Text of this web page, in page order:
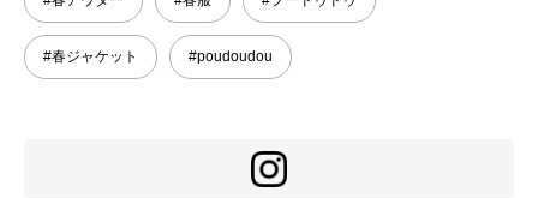
#春ジャケット #poudoudou